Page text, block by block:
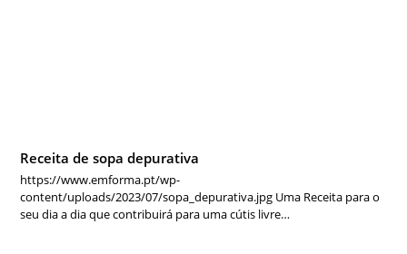
Receita de sopa depurativa
https://www.emforma.pt/wp-
content/uploads/2023/07/sopa_depurativa.jpg Uma Receita para o
seu dia a dia que contribuirá para uma cútis livre…